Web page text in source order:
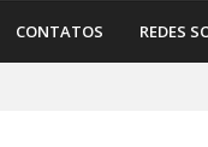
CONTATOS REDES